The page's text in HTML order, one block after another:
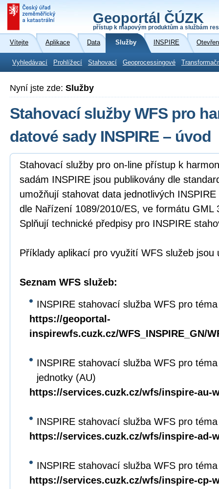
Geoportál ČÚZK
přístup k mapovým produktům a službám
Vítejte Aplikace Data Služby INSPIRE
Vyhledávací Prohlížecí Stahovací Geoprocessingové
Nyní jste zde: Služby
Stahovací služby WFS pro
datové sady INSPIRE – úvod
Stahovací služby pro on-line přístup k
sadám INSPIRE jsou publikovány dle
umožňují stahovat data jednotlivých
dle Nařízení 1089/2010/ES, ve formátu GML
Splňují technické předpisy pro INSPIRE
Příklady aplikací pro využití WFS služeb jsou
Seznam WFS služeb:
INSPIRE stahovací služba WFS pro
https://geoportal-
inspirewfs.cuzk.cz/WFS_INSPIRE_GN/
INSPIRE stahovací služba WFS pro
jednotky (AU)
https://services.cuzk.cz/wfs/inspire-au-
INSPIRE stahovací služba WFS pro
https://services.cuzk.cz/wfs/inspire-ad-
INSPIRE stahovací služba WFS pro
https://services.cuzk.cz/wfs/inspire-cp-